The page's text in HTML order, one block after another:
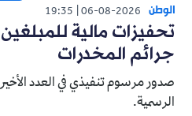
الوطن 06-08-2026
19:35
تحفيزات مالية
جرائم المخدرات
صدور مرسوم تنفيذي في العدد
الرسمية.